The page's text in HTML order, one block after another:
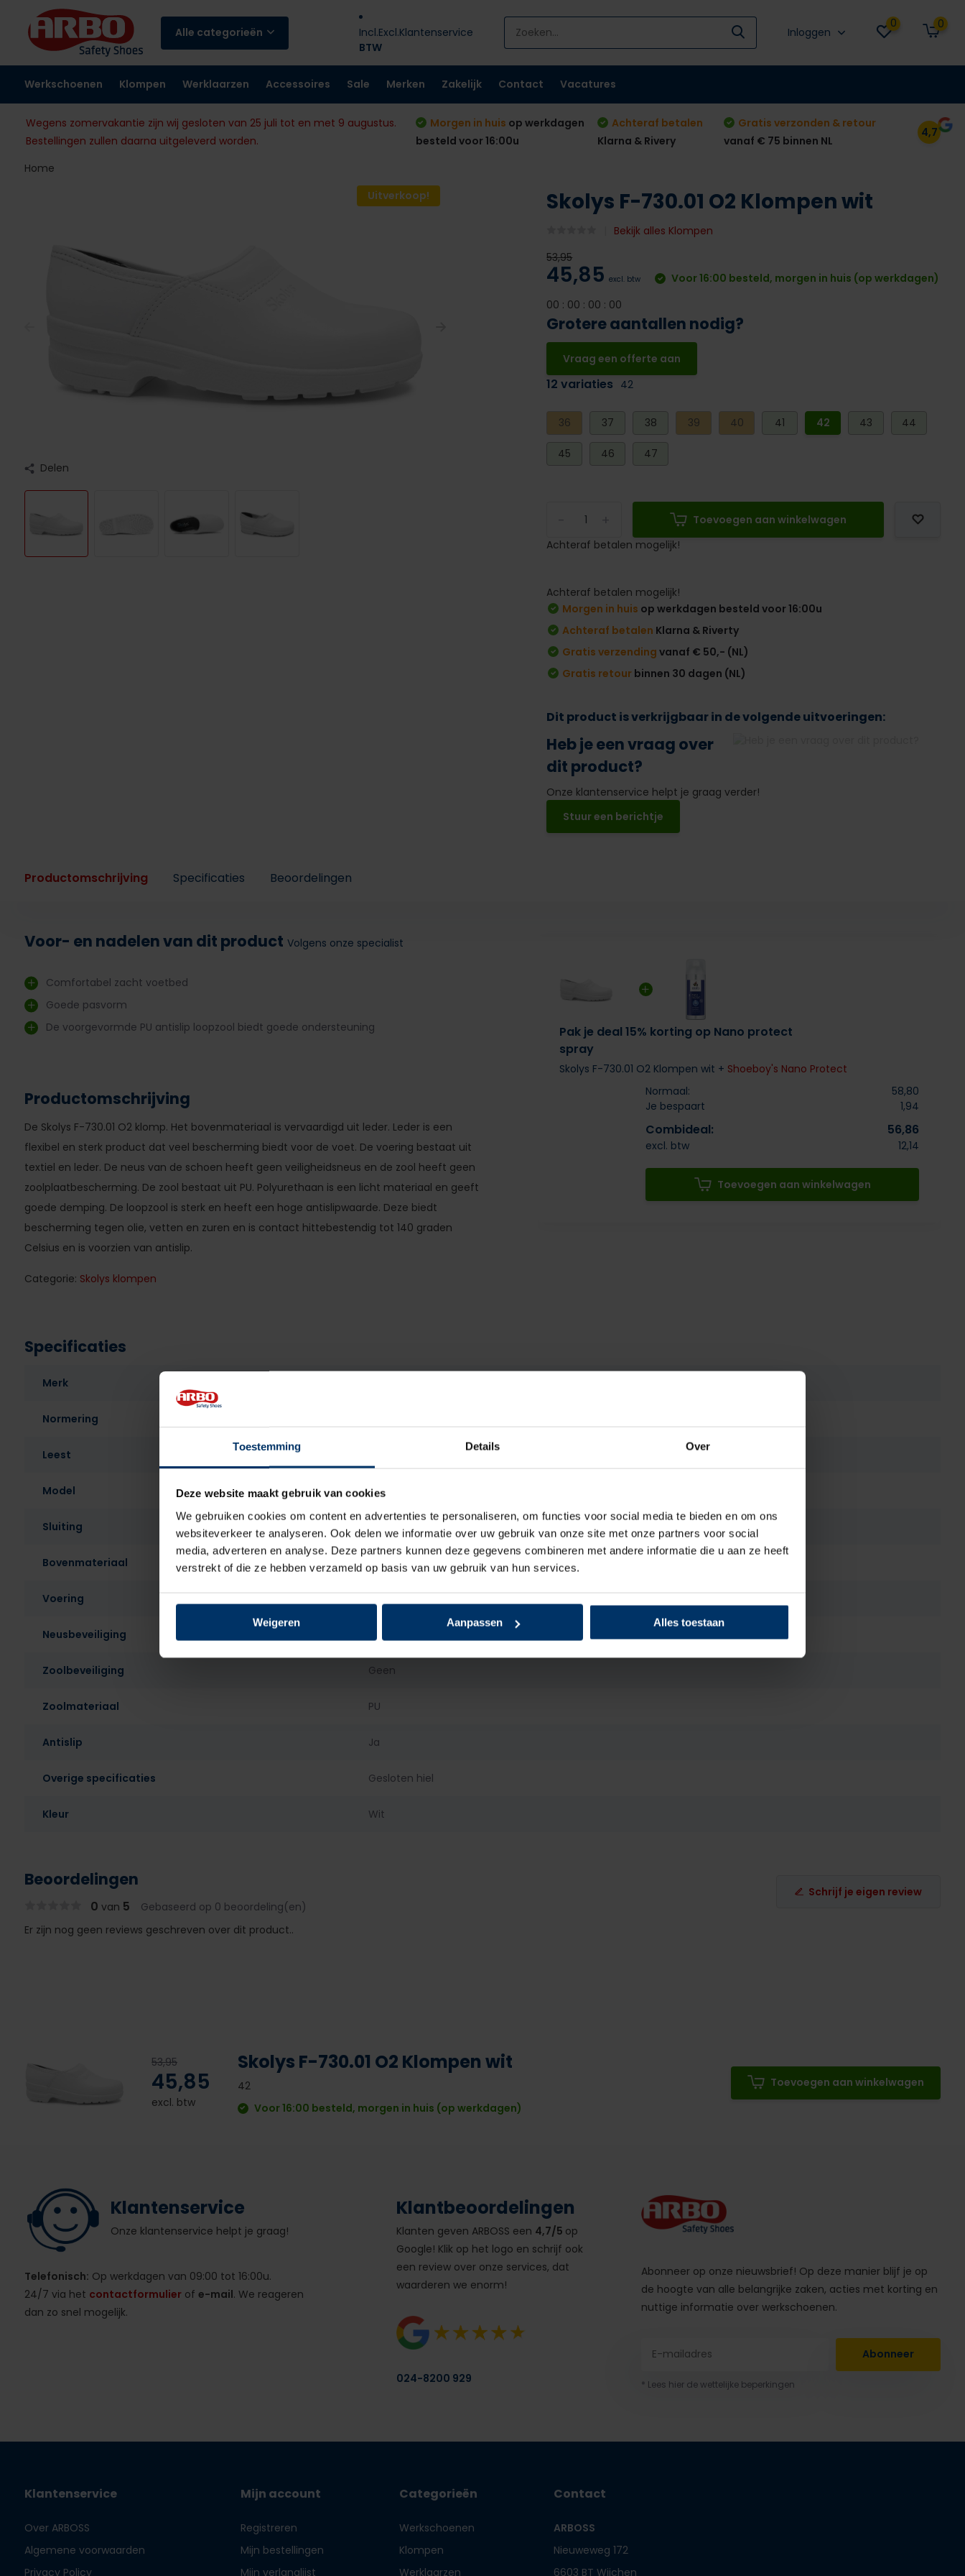
Toestemming Details Over
Deze website maakt gebruik van cookies
We gebruiken cookies om content en advertenties te personaliseren, om functies voor social media te bieden en om ons
websiteverkeer te analyseren. Ook delen we informatie over uw gebruik van onze site met onze partners voor social
media, adverteren en analyse. Deze partners kunnen deze gegevens combineren met andere informatie die u aan ze heeft
verstrekt of die ze hebben verzameld op basis van uw gebruik van hun services.
Weigeren Aanpassen Alles toestaan
Alle categorieën Incl.Excl.
BTW
Klantenservice Inloggen
0 0
Werkschoenen Klompen Werklaarzen Accessoires Sale Merken Zakelijk Contact Vacatures
Wegens zomervakantie zijn wij gesloten van 25 juli tot en met 9 augustus.
Bestellingen zullen daarna uitgeleverd worden.
Morgen in huis op werkdagen
besteld voor 16:00u
Achteraf betalen
Klarna & Rivery
Gratis verzonden & retour
vanaf € 75 binnen NL
4,7
Home
Uitverkoop!
Delen
Skolys F-730.01 O2 Klompen wit
Bekijk alles Klompen
53,95
45,85 excl. btw
Voor 16:00 besteld, morgen in huis (op werkdagen)
00 : 00 : 00 : 00
Grotere aantallen nodig?
Vraag een offerte aan
12 variaties 42
36 37 38 39 40 41 42 43 44
45 46 47
Toevoegen aan winkelwagen
Achteraf betalen mogelijk!
Achteraf betalen mogelijk!
Morgen in huis op werkdagen besteld voor 16:00u
Achteraf betalen Klarna & Riverty
Gratis verzending vanaf € 50,- (NL)
Gratis retour binnen 30 dagen (NL)
Dit product is verkrijgbaar in de volgende uitvoeringen:
Heb je een vraag over
dit product?
Onze klantenservice helpt je graag verder!
Stuur een berichtje
Productomschrijving Specificaties Beoordelingen
Voor- en nadelen van dit product Volgens onze specialist
Comfortabel zacht voetbed
Goede pasvorm
De voorgevormde PU antislip loopzool biedt goede ondersteuning
Productomschrijving
De Skolys F-730.01 O2 klomp. Het bovenmateriaal is vervaardigd uit leder. Leder is een
flexibel en sterk product dat veel bescherming biedt voor de voet. De voering bestaat uit
textiel en leder. De neus van de schoen heeft geen veiligheidsneus en de zool heeft geen
zoolplaatbescherming. De zool bestaat uit PU. Polyurethaan is een licht materiaal en geeft
goede demping. De loopzool is sterk en heeft een hoge antislipwaarde. Deze biedt
bescherming tegen olie, vetten en zuren en is contact hittebestendig tot 140 graden
Celsius en is voorzien van antislip.
Categorie: Skolys klompen
Pak je deal 15% korting op Nano protect
spray
Skolys F-730.01 O2 Klompen wit + Shoeboy's Nano Protect
Normaal:
58,80
Je bespaart
1,94
Combideal: 56,86
excl. btw 12,14
Toevoegen aan winkelwagen
Specificaties
Merk
Normering
Leest
Model Klomp
Sluiting Geen
Bovenmateriaal Leder
Voering
Neusbeveiliging Geen
Zoolbeveiliging Geen
Zoolmateriaal PU
Antislip Ja
Overige specificaties Gesloten hiel
Kleur Wit
Beoordelingen
0 van 5 Gebaseerd op 0 beoordeling(en)
Schrijf je eigen review
Er zijn nog geen reviews geschreven over dit product..
53,95
45,85
excl. btw
Skolys F-730.01 O2 Klompen wit
42
Voor 16:00 besteld, morgen in huis (op werkdagen)
Toevoegen aan winkelwagen
Klantenservice
Onze klantenservice helpt je graag!
Telefonisch: Op werkdagen van 09:00 tot 16:00u.
24/7 via het contactformulierof e-mail. We reageren
dan zo snel mogelijk.
Klantbeoordelingen
Klanten geven ARBOSS een 4,7/5 op
Google! Klik op het logo en schrijf ook
een review over onze services, dat
waarderen we enorm!
024-8200 929
Abonneer op onze nieuwsbrief! Op deze manier blijf je op
de hoogte van alle belangrijke zaken, acties met korting en
nuttige informatie over werkschoenen.
Abonneer
* Lees hier de wettelijke beperkingen
Klantenservice
Over ARBOSS
Algemene voorwaarden
Privacy Policy
Mijn account
Registreren
Mijn bestellingen
Mijn verlanglijst
Categorieën
Werkschoenen
Klompen
Werklaarzen
Contact
ARBOSS
Nieuweweg 172
6603 BT Wijchen